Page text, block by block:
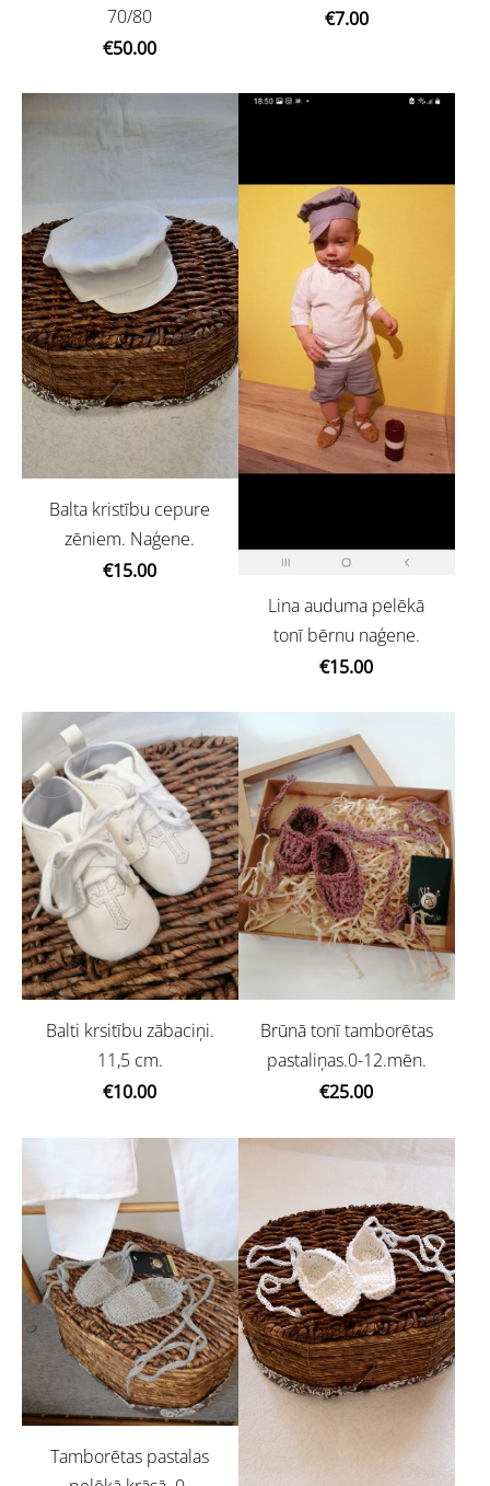
70/80
€50.00
€7.00
Balta kristību cepure
zēniem. Naģene.
€15.00
Lina auduma pelēkā
tonī bērnu naģene.
€15.00
Balti krsitību zābaciņi.
11,5 cm.
€10.00
Brūnā tonī tamborētas
pastaliņas.0-12.mēn.
€25.00
Tamborētas pastalas